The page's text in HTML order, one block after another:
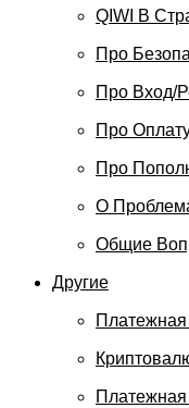
QIWI В
Про
Про Вход/
Про
Про
О
Общие
Другие